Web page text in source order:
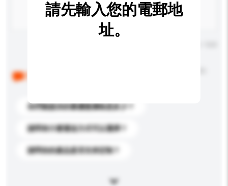
你們能提供的最優惠價格是多少？
請問有什麼運送方式可以選擇？
請問你的產品是否支持定制？
請先輸入您的電郵地
址。